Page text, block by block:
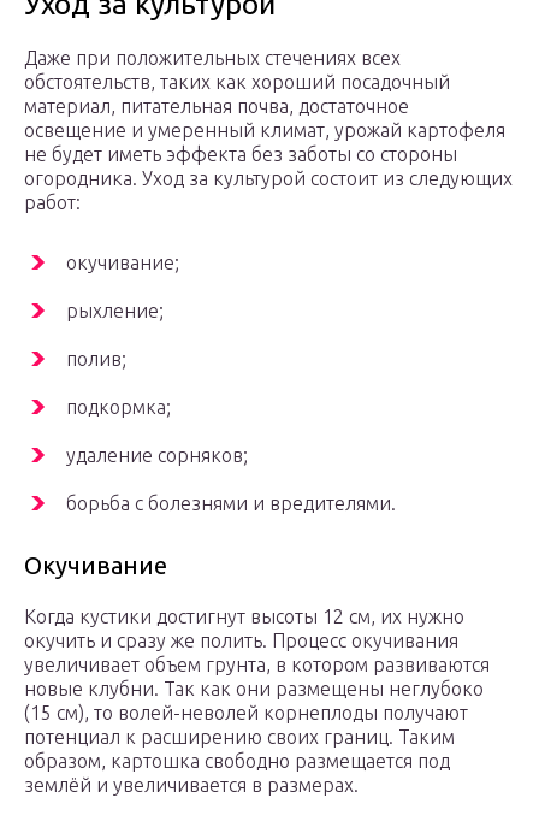
Даже при положительных стечениях всех
обстоятельств, таких как хороший посадочный
материал, питательная почва, достаточное
освещение и умеренный климат, урожай картофеля
не будет иметь эффекта без заботы со стороны
огородника. Уход за культурой состоит из следующих
работ:
окучивание;
рыхление;
полив;
подкормка;
удаление сорняков;
борьба с болезнями и вредителями.
Окучивание
Когда кустики достигнут высоты 12 см, их нужно
окучить и сразу же полить. Процесс окучивания
увеличивает объем грунта, в котором развиваются
новые клубни. Так как они размещены неглубоко
(15 см), то волей-неволей корнеплоды получают
потенциал к расширению своих границ. Таким
образом, картошка свободно размещается под
землёй и увеличивается в размерах.